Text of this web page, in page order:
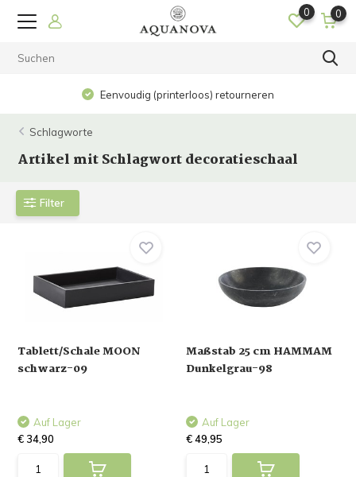
0 0
Eenvoudig (printerloos) retourneren
Schlagworte
Artikel mit Schlagwort decoratieschaal
Filter
Tablett/Schale MOON
schwarz-09
Auf Lager
€ 34,90
Maßstab 25 cm HAMMAM
Dunkelgrau-98
Auf Lager
€ 49,95